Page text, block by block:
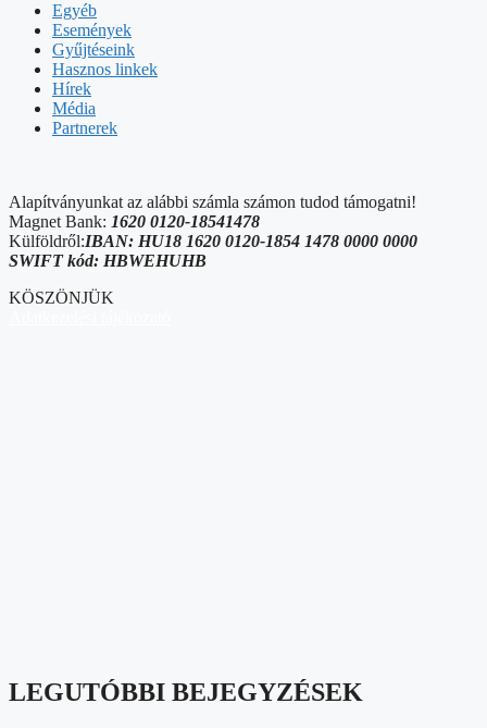
Egyéb
Események
Gyűjtéseink
Hasznos linkek
Hírek
Média
Partnerek
Alapítványunkat az alábbi számla számon tudod támogatni!
Magnet Bank: 1620 0120-18541478
Külföldről:IBAN: HU18 1620 0120-1854 1478 0000 0000
SWIFT kód: HBWEHUHB
KÖSZÖNJÜK
LEGUTÓBBI BEJEGYZÉSEK